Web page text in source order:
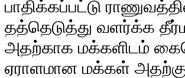
பாதிக்கப்பட்டு
தத்தெடுத்து வளர்க்க
அதற்காக மக்களிடம்
ஏராளமான மக்கள்